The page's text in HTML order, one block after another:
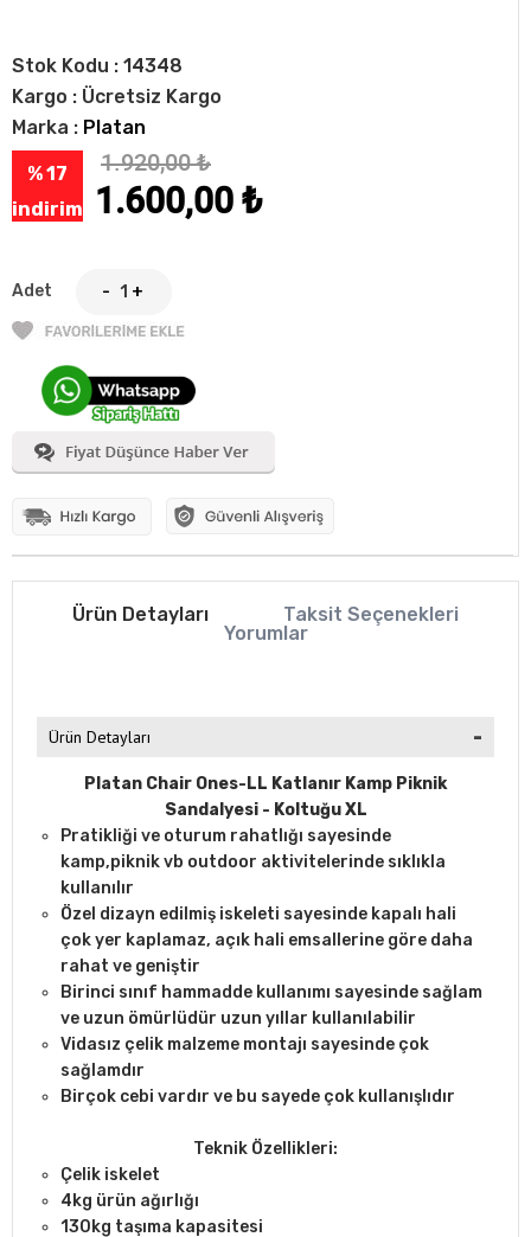
Stok Kodu : 14348
Kargo : Ücretsiz Kargo
Marka : Platan
% 17
indirim
1.920,00₺
1.600,00 ₺
Adet +
-
Ürün Detayları
Taksit Seçenekleri
Yorumlar
Ürün Detayları
Platan Chair Ones-LL Katlanır Kamp Piknik
Sandalyesi - Koltuğu XL
Pratikliği ve oturum rahatlığı sayesinde
kamp,piknik vb outdoor aktivitelerinde sıklıkla
kullanılır
Özel dizayn edilmiş iskeleti sayesinde kapalı hali
çok yer kaplamaz, açık hali emsallerine göre daha
rahat ve geniştir
Birinci sınıf hammadde kullanımı sayesinde sağlam
ve uzun ömürlüdür uzun yıllar kullanılabilir
Vidasız çelik malzeme montajı sayesinde çok
sağlamdır
Birçok cebi vardır ve bu sayede çok kullanışlıdır
Teknik Özellikleri:
Çelik iskelet
4kg ürün ağırlığı
130kg taşıma kapasitesi